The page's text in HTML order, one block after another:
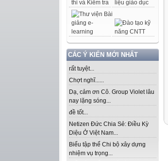
CÁC Ý KIẾN MỚI NHẤT
rất tuyệt...
Chợt nghĩ......
Dạ, cảm ơn Cô. Group Violet lâu
nay lặng sóng...
đề tốt...
Netizen Đức Chia Sẻ: Điều Kỳ
Diệu Ở Việt Nam...
Biểu tập thể Chi bộ xây dựng
nhiệm vụ trọng...